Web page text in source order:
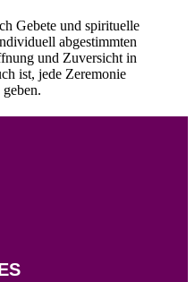
Gebete und spirituelle
abgestimmten
und Zuversicht in
ist, jede Zeremonie